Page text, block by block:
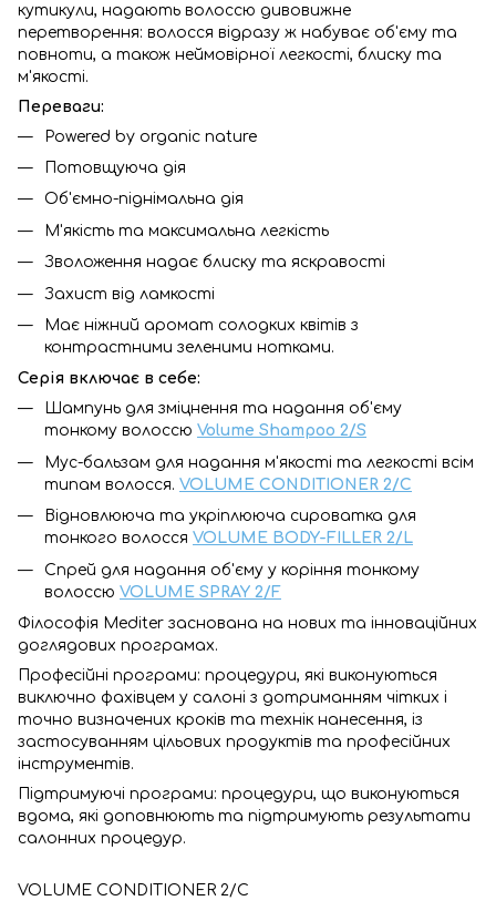
кутикули, надають волоссю дивовижне
перетворення: волосся відразу ж набуває об'єму та
повноти, а також неймовірної легкості, блиску та
м'якості.
Переваги:
Powered by organic nature
Потовщуюча дія
Об'ємно-піднімальна дія
М'якість та максимальна легкість
Зволоження надає блиску та яскравості
Захист від ламкості
Має ніжний аромат солодких квітів з
контрастними зеленими нотками.
Серія включає в себе:
Шампунь для зміцнення та надання об'єму
тонкому волоссю Volume Shampoo 2/S
Мус-бальзам для надання м'якості та легкості всім
типам волосся. VOLUME CONDITIONER 2/C
Відновлююча та укріплююча сироватка для
тонкого волосся VOLUME BODY-FILLER 2/L
Спрей для надання об'єму у коріння тонкому
волоссю VOLUME SPRAY 2/F
Філософія Mediter заснована на нових та інноваційних
доглядових програмах.
Професійні програми: процедури, які виконуються
виключно фахівцем у салоні з дотриманням чітких і
точно визначених кроків та технік нанесення, із
застосуванням цільових продуктів та професійних
інструментів.
Підтримуючі програми: процедури, що виконуються
вдома, які доповнюють та підтримують результати
салонних процедур.
VOLUME CONDITIONER 2/C